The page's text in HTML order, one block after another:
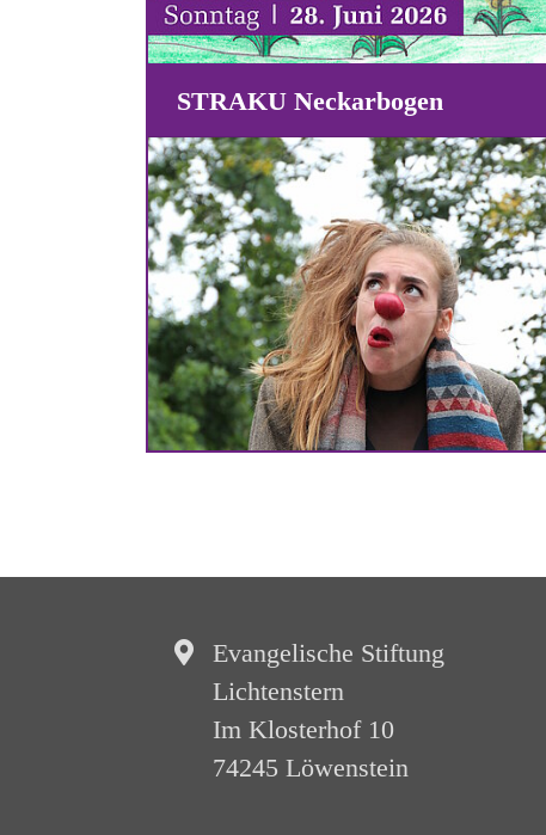
STRAKU Neckarbogen
Evangelische Stiftung
Lichtenstern
Im Klosterhof 10
74245 Löwenstein